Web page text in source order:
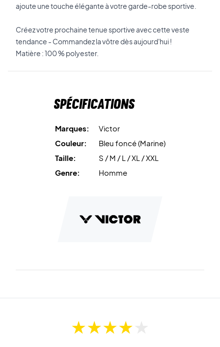
ajoute une touche élégante à votre garde-robe sportive.
Créez votre prochaine tenue sportive avec cette veste
tendance - Commandez la vôtre dès aujourd'hui !
Matière : 100 % polyester.
Spécifications
Marques:
Victor
Couleur:
Bleu foncé (Marine)
Taille:
S / M / L / XL / XXL
Genre:
Homme